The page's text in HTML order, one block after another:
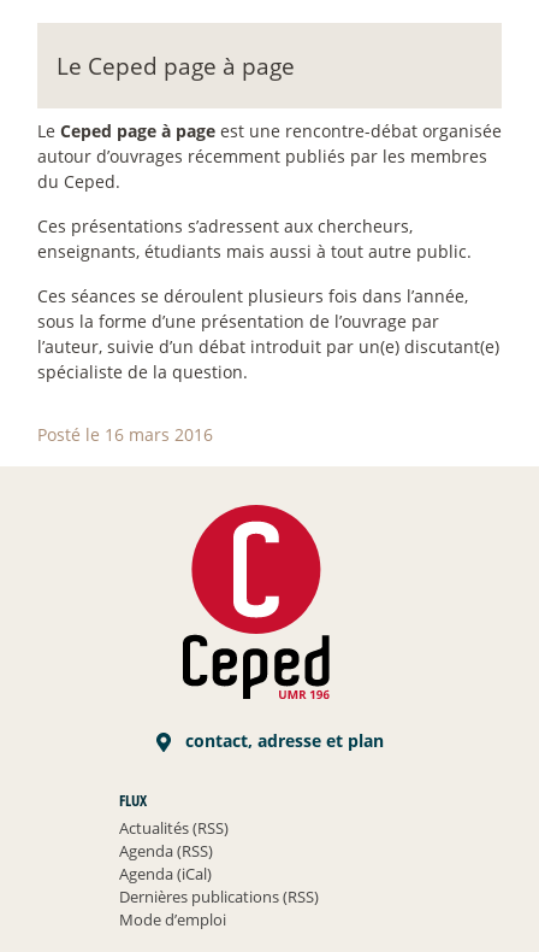
Le Ceped page à page
Le Ceped page à page est une rencontre-débat organisée
autour d’ouvrages récemment publiés par les membres
du Ceped.
Ces présentations s’adressent aux chercheurs,
enseignants, étudiants mais aussi à tout autre public.
Ces séances se déroulent plusieurs fois dans l’année,
sous la forme d’une présentation de l’ouvrage par
l’auteur, suivie d’un débat introduit par un(e) discutant(e)
spécialiste de la question.
Posté le 16 mars 2016
contact, adresse et plan
FLUX
Actualités (RSS)
Agenda (RSS)
Agenda (iCal)
Dernières publications (RSS)
Mode d’emploi